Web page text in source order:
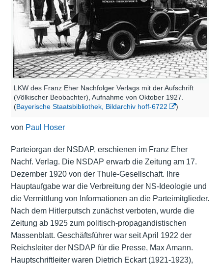
LKW des Franz Eher Nachfolger Verlags mit der Aufschrift
(Völkischer Beobachter), Aufnahme von Oktober 1927.
(Bayerische Staatsbibliothek, Bildarchiv hoff-6722 )
von Paul Hoser
Parteiorgan der NSDAP, erschienen im Franz Eher
Nachf. Verlag. Die NSDAP erwarb die Zeitung am 17.
Dezember 1920 von der Thule-Gesellschaft. Ihre
Hauptaufgabe war die Verbreitung der NS-Ideologie und
die Vermittlung von Informationen an die Parteimitglieder.
Nach dem Hitlerputsch zunächst verboten, wurde die
Zeitung ab 1925 zum politisch-propagandistischen
Massenblatt. Geschäftsführer war seit April 1922 der
Reichsleiter der NSDAP für die Presse, Max Amann.
Hauptschriftleiter waren Dietrich Eckart (1921-1923),